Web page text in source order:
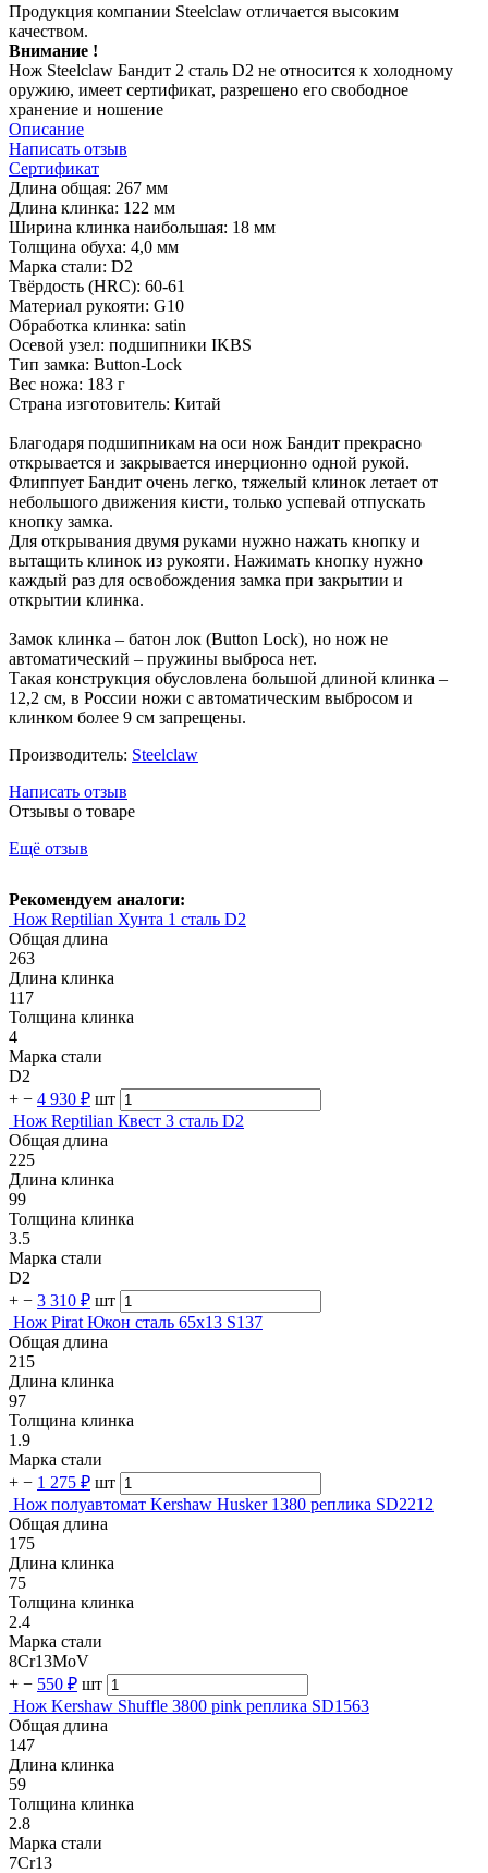
Продукция компании Steelclaw отличается высоким
качеством.
Внимание !
Нож Steelclaw Бандит 2 сталь D2 не относится к холодному
оружию, имеет сертификат, разрешено его свободное
хранение и ношение
Описание
Написать отзыв
Сертификат
Длина общая: 267 мм
Длина клинка: 122 мм
Ширина клинка наибольшая: 18 мм
Толщина обуха: 4,0 мм
Марка стали: D2
Твёрдость (HRC): 60-61
Материал рукояти: G10
Обработка клинка: satin
Осевой узел: подшипники IKBS
Тип замка: Button-Lock
Вес ножа: 183 г
Страна изготовитель: Китай
Благодаря подшипникам на оси нож Бандит прекрасно
открывается и закрывается инерционно одной рукой.
Флиппует Бандит очень легко, тяжелый клинок летает от
небольшого движения кисти, только успевай отпускать
кнопку замка.
Для открывания двумя руками нужно нажать кнопку и
вытащить клинок из рукояти. Нажимать кнопку нужно
каждый раз для освобождения замка при закрытии и
открытии клинка.
Замок клинка – батон лок (Button Lock), но нож не
автоматический – пружины выброса нет.
Такая конструкция обусловлена большой длиной клинка –
12,2 см, в России ножи с автоматическим выбросом и
клинком более 9 см запрещены.
Производитель: Steelclaw
Написать отзыв
Отзывы о товаре
Ещё отзыв
Рекомендуем аналоги:
Нож Reptilian Хунта 1 сталь D2
Общая длина
263
Длина клинка
117
Толщина клинка
4
Марка стали
D2
+ − 4 930 ₽ шт
Нож Reptilian Квест 3 сталь D2
Общая длина
225
Длина клинка
99
Толщина клинка
3.5
Марка стали
D2
+ − 3 310 ₽ шт
Нож Pirat Юкон сталь 65х13 S137
Общая длина
215
Длина клинка
97
Толщина клинка
1.9
Марка стали
+ − 1 275 ₽ шт
Нож полуавтомат Kershaw Husker 1380 реплика SD2212
Общая длина
175
Длина клинка
75
Толщина клинка
2.4
Марка стали
8Cr13MoV
+ − 550 ₽ шт
Нож Kershaw Shuffle 3800 pink реплика SD1563
Общая длина
147
Длина клинка
59
Толщина клинка
2.8
Марка стали
7Cr13